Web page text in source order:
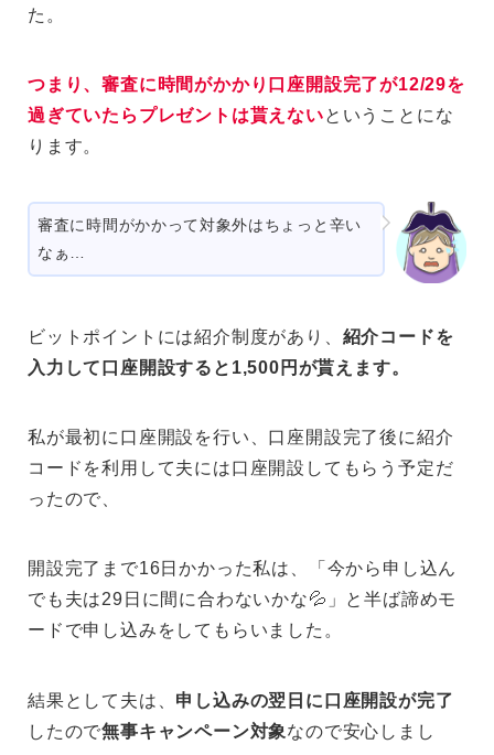
た。
つまり、審査に時間がかかり口座開設完了が12/29を
過ぎていたらプレゼントは貰えないということにな
ります。
審査に時間がかかって対象外はちょっと辛い
なぁ…
ビットポイントには紹介制度があり、 紹介コードを
入力して口座開設すると1,500円が貰えます。
私が最初に口座開設を行い、口座開設完了後に紹介
コードを利用して夫には口座開設してもらう予定だ
ったので、
開設完了まで16日かかった私は、「今から申し込ん
でも夫は29日に間に合わないかな💦」と半ば諦めモ
ードで申し込みをしてもらいました。
結果として夫は、 申し込みの翌日に口座開設が完了
したので無事キャンペーン対象なので安心しまし